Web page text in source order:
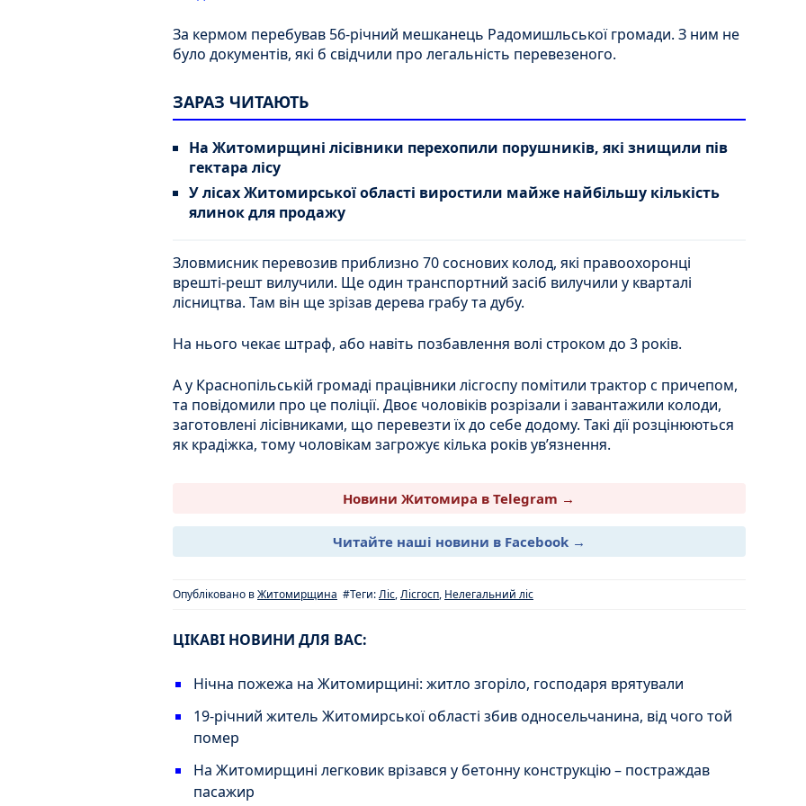
За кермом перебував 56-річний мешканець Радомишльської громади. З ним не
було документів, які б свідчили про легальність перевезеного.
ЗАРАЗ ЧИТАЮТЬ
На Житомирщині лісівники перехопили порушників, які знищили пів
гектара лісу
У лісах Житомирської області виростили майже найбільшу кількість
ялинок для продажу
Зловмисник перевозив приблизно 70 соснових колод, які правоохоронці
врешті-решт вилучили. Ще один транспортний засіб вилучили у кварталі
лісництва. Там він ще зрізав дерева грабу та дубу.
На нього чекає штраф, або навіть позбавлення волі строком до 3 років.
А у Краснопільській громаді працівники лісгоспу помітили трактор с причепом,
та повідомили про це поліції. Двоє чоловіків розрізали і завантажили колоди,
заготовлені лісівниками, що перевезти їх до себе додому. Такі дії розцінюються
як крадіжка, тому чоловікам загрожує кілька років ув’язнення.
Новини Житомира в Telegram →
Читайте наші новини в Facebook →
Опубліковано вЖитомирщина #Теги:Ліс,Лісгосп, Нелегальний ліс
ЦІКАВІ НОВИНИ ДЛЯ ВАС:
Нічна пожежа на Житомирщині: житло згоріло, господаря врятували
19-річний житель Житомирської області збив односельчанина, від чого той
помер
На Житомирщині легковик врізався у бетонну конструкцію – постраждав
пасажир